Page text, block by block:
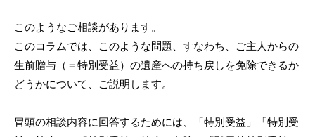
このようなご相談があります。
このコラムでは、このような問題、すなわち、ご主人からの
生前贈与（＝特別受益）の遺産への持ち戻しを免除できるか
どうかについて、ご説明します。
冒頭の相談内容に回答するためには、「特別受益」「特別受